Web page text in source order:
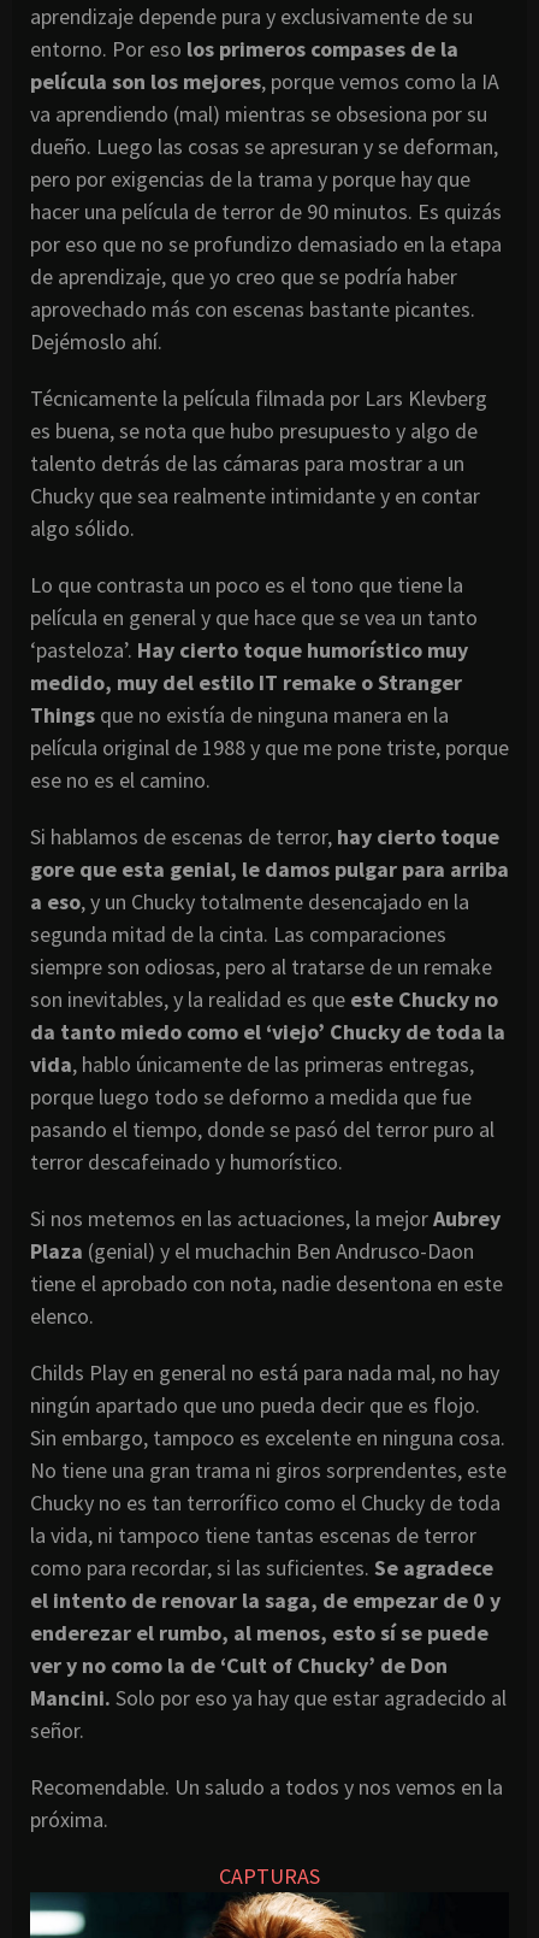
aprendizaje depende pura y exclusivamente de su
entorno. Por eso los primeros compases de la
película son los mejores, porque vemos como la IA
va aprendiendo (mal) mientras se obsesiona por su
dueño. Luego las cosas se apresuran y se deforman,
pero por exigencias de la trama y porque hay que
hacer una película de terror de 90 minutos. Es quizás
por eso que no se profundizo demasiado en la etapa
de aprendizaje, que yo creo que se podría haber
aprovechado más con escenas bastante picantes.
Dejémoslo ahí.
Técnicamente la película filmada por Lars Klevberg
es buena, se nota que hubo presupuesto y algo de
talento detrás de las cámaras para mostrar a un
Chucky que sea realmente intimidante y en contar
algo sólido.
Lo que contrasta un poco es el tono que tiene la
película en general y que hace que se vea un tanto
‘pasteloza’. Hay cierto toque humorístico muy
medido, muy del estilo IT remake o Stranger
Things que no existía de ninguna manera en la
película original de 1988 y que me pone triste, porque
ese no es el camino.
Si hablamos de escenas de terror, hay cierto toque
gore que esta genial, le damos pulgar para arriba
a eso, y un Chucky totalmente desencajado en la
segunda mitad de la cinta. Las comparaciones
siempre son odiosas, pero al tratarse de un remake
son inevitables, y la realidad es que este Chucky no
da tanto miedo como el ‘viejo’ Chucky de toda la
vida, hablo únicamente de las primeras entregas,
porque luego todo se deformo a medida que fue
pasando el tiempo, donde se pasó del terror puro al
terror descafeinado y humorístico.
Si nos metemos en las actuaciones, la mejorAubrey
Plaza (genial) y el muchachin Ben Andrusco-Daon
tiene el aprobado con nota, nadie desentona en este
elenco.
Childs Play en general no está para nada mal, no hay
ningún apartado que uno pueda decir que es flojo.
Sin embargo, tampoco es excelente en ninguna cosa.
No tiene una gran trama ni giros sorprendentes, este
Chucky no es tan terrorífico como el Chucky de toda
la vida, ni tampoco tiene tantas escenas de terror
como para recordar, si las suficientes. Se agradece
el intento de renovar la saga, de empezar de 0 y
enderezar el rumbo, al menos, esto sí se puede
ver y no como la de ‘Cult of Chucky’ de Don
Mancini. Solo por eso ya hay que estar agradecido al
señor.
Recomendable. Un saludo a todos y nos vemos en la
próxima.
CAPTURAS